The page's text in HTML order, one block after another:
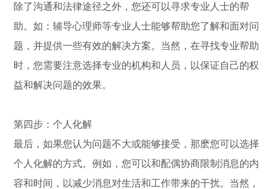
除了沟通和法律途径之外，您还可以寻求专业人士的帮
助。如：辅导心理师等专业人士能够帮助您了解和面对问
题，并提供一些有效的解决方案。当然，在寻找专业帮助
时，您需要注意选择专业的机构和人员，以保证自己的权
益和解决问题的效果。
第四步：个人化解
最后，如果您认为问题不大或能够接受，那麽您可以选择
个人化解的方式。例如，您可以和配偶协商限制消息的内
容和时间，以减少消息对生活和工作带来的干扰。当然，